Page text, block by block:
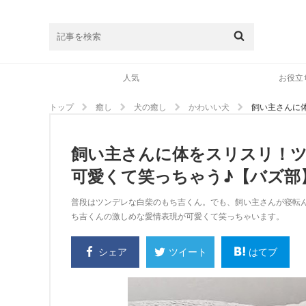
人気 お役立
トップ 癒し 犬の癒し かわいい犬 飼い主さんに
飼い主さんに体をスリスリ！
可愛くて笑っちゃう♪【バズ部
普段はツンデレな白柴のもち吉くん。でも、飼い主さんが寝
ち吉くんの激しめな愛情表現が可愛くて笑っちゃいます。
シェア ツイート はてブ